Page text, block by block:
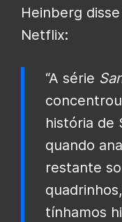
Heinberg
Netflix:
“A série
história de
quando
restante
tínhamos